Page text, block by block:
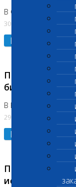
В Сколково. Код
30.07.2026
Подробнее
В Бутово 29.07.26
29.07.2026
Подробнее
исследований